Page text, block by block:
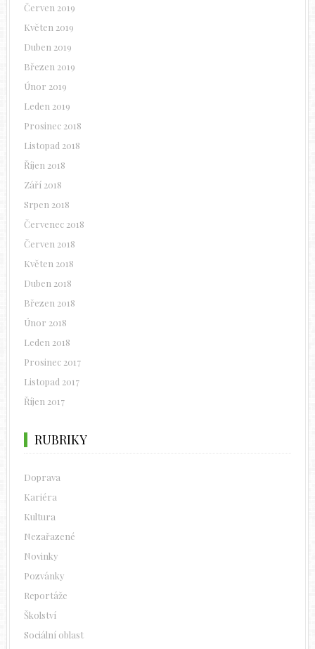
Červen 2019
Květen 2019
Duben 2019
Březen 2019
Únor 2019
Leden 2019
Prosinec 2018
Listopad 2018
Říjen 2018
Září 2018
Srpen 2018
Červenec 2018
Červen 2018
Květen 2018
Duben 2018
Březen 2018
Únor 2018
Leden 2018
Prosinec 2017
Listopad 2017
Říjen 2017
RUBRIKY
Doprava
Kariéra
Kultura
Nezařazené
Novinky
Pozvánky
Reportáže
Školství
Sociální oblast